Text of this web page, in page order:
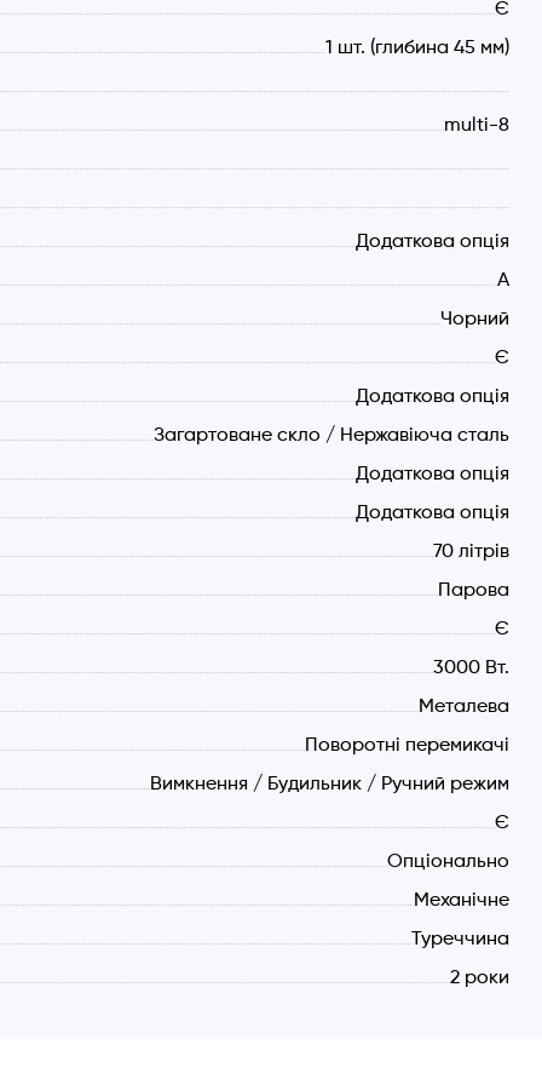
сталі. Фасадна частина виготовлена із
Ручка дверцят виконана з металу. Духовка у
та має 8 програм для втілення будь-яких
забезпечує комфортне та швидке
відключення/будильник/ручний режим.
витрачання електроенергії під час роботи
що полегшує очищення камери. Дверцята духовки
духової шафи. Система тангенціальної
духовки від перегрівання.
Є
1 шт. (глибина 45 мм)
multi-8
Додаткова опція
А
Чорний
Є
Додаткова опція
Загартоване скло / Нержавіюча сталь
Додаткова опція
Додаткова опція
70 літрів
Парова
Є
3000 Вт.
Металева
Поворотні перемикачі
Вимкнення / Будильник / Ручний режим
Є
Опціонально
Механічне
Туреччина
2 роки